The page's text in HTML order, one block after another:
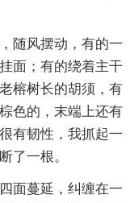
随风摆动，有的一
面；有的绕着主干
榕树长的胡须，有
色的，末端上还有
有韧性，我抓起一
了一根。
面蔓延，纠缠在一